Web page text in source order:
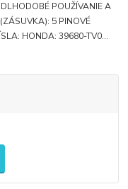
POUŽÍVANIE A
5 PINOVÉ
HONDA: 39680-TV0...